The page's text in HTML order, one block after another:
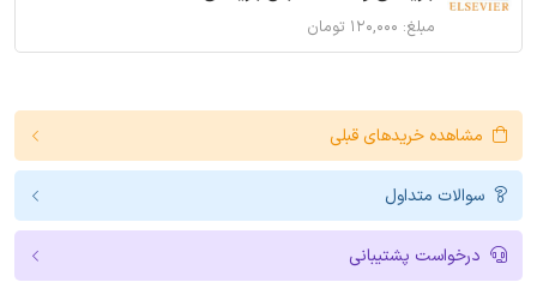
مبلغ: ۱۲۰,۰۰۰ تومان
مشاهده خریدهای قبلی
سوالات متداول
درخواست پشتیبانی